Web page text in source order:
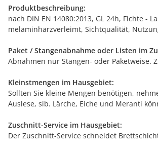
Produktbeschreibung:
nach DIN EN 14080:2013, GL 24h, Fichte -
melaminharzverleimt, Sichtqualität,
Paket / Stangenabnahme oder Listen im
Abnahmen nur Stangen- oder
Kleinstmengen im Hausgebiet:
Sollten Sie kleine Mengen benötigen,
Auslese, sib. Lärche, Eiche und Meranti
Zuschnitt-Service im Hausgebiet:
Der Zuschnitt-Service schneidet